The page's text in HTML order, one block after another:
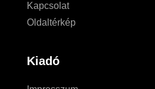
Kapcsolat
Oldaltérkép
Kiadó